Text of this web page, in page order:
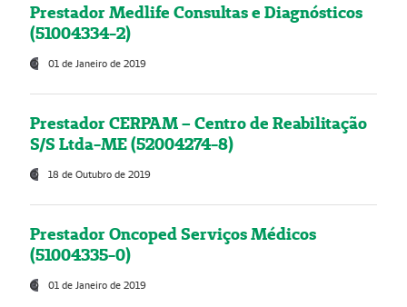
Prestador Medlife Consultas e Diagnósticos
(51004334-2)
01 de Janeiro de 2019
Prestador CERPAM – Centro de Reabilitação
S/S Ltda-ME (52004274-8)
18 de Outubro de 2019
Prestador Oncoped Serviços Médicos
(51004335-0)
01 de Janeiro de 2019